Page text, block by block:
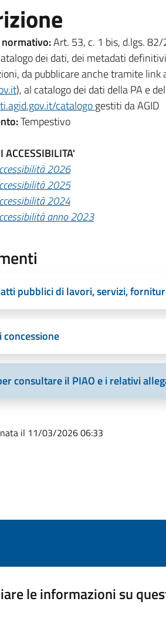
Art. 53, c. 1 bis, d.lgs.
dei dati, dei metadati
da pubblicare anche tramite
), al catalogo dei dati della PA e
catalogogestiti da AGID
Tempestivo
ACCESSIBILITA'
2026
2025
2024
anno 2023
pubblici di lavori, servizi,
consultare il PIAO e i relativi
il 11/03/2026 06:33
le informazioni su